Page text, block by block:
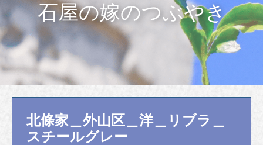
石屋の嫁のつぶやき
北條家＿外山区＿洋＿リブラ＿
スチールグレー